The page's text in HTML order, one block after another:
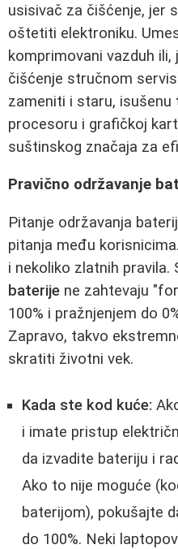
usisivač za čišćenje, jer
oštetiti elektroniku.
komprimovani vazduh
čišćenje stručnom
zameniti i staru, isušenu
procesoru i grafičkoj
suštinskog značaja za
Pravično održavanje
Pitanje održavanja
pitanja među
i nekoliko zlatnih pravila.
baterije ne zahtevaju
100% i pražnjenjem do
Zapravo, takvo
skratiti životni vek.
Kada ste kod kuće:
i imate pristup
da izvadite bateriju i
Ako to nije moguće
baterijom), pokušajte
do 100%. Neki